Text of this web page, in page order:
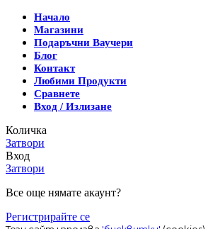
Начало
Магазини
Подаръчни Ваучери
Блог
Контакт
Любими Продукти
Сравнете
Вход / Излизане
Количка
Затвори
Вход
Затвори
Все още нямате акаунт?
Регистрирайте се